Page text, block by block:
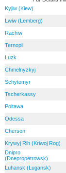
Kyjiw (Kiew)
Lwiw (Lemberg)
Rachiw
Ternopil
Luzk
Chmelnyzkyj
Schytomyr
Tscherkassy
Poltawa
Odessa
Cherson
Krywyj Rih (Kriwoj Rog)
Dnipro
(Dnepropetrowsk)
Luhansk (Lugansk)